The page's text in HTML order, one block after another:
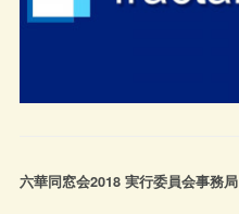
六華同窓会2018 実行委員会事務局